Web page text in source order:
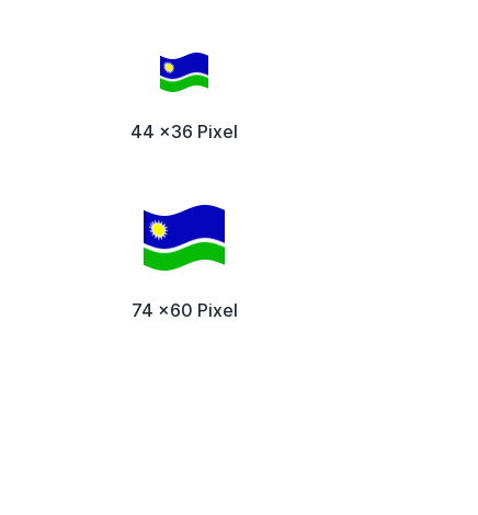
44 x36 Pixel
74 x60 Pixel